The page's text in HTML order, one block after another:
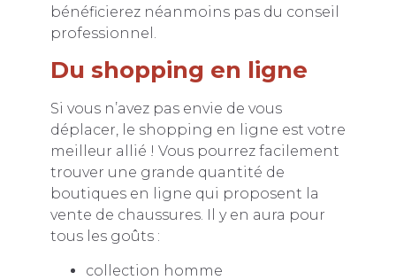
bénéficierez néanmoins pas du conseil
professionnel.
Du shopping en ligne
Si vous n’avez pas envie de vous
déplacer, le shopping en ligne est votre
meilleur allié ! Vous pourrez facilement
trouver une grande quantité de
boutiques en ligne qui proposent la
vente de chaussures. Il y en aura pour
tous les goûts :
collection homme